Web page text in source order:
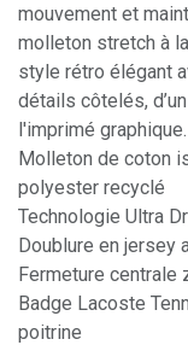
mouvement et
molleton stretch à
style rétro élégant
détails côtelés,
l'imprimé graphique.
Molleton de coton
polyester recyclé
Technologie Ultra
Doublure en jersey
Fermeture
Badge Lacoste
poitrine